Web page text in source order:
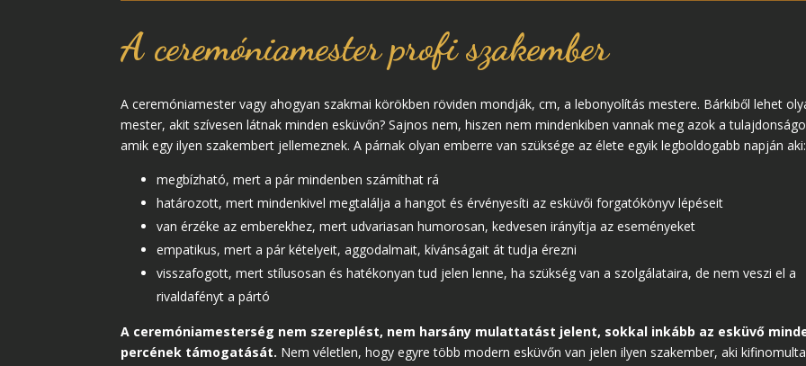
A ceremóniamester profi szakember
A ceremóniamester vagy ahogyan szakmai körökben röviden mondják, cm, a lebonyolítás mestere. Bárkiből lehet
mester, akit szívesen látnak minden esküvőn? Sajnos nem, hiszen nem mindenkiben vannak meg azok a
amik egy ilyen szakembert jellemeznek. A párnak olyan emberre van szüksége az élete egyik legboldogabb napján aki:
megbízható, mert a pár mindenben számíthat rá
határozott, mert mindenkivel megtalálja a hangot és érvényesíti az esküvői forgatókönyv lépéseit
van érzéke az emberekhez, mert udvariasan humorosan, kedvesen irányítja az eseményeket
empatikus, mert a pár kételyeit, aggodalmait, kívánságait át tudja érezni
visszafogott, mert stílusosan és hatékonyan tud jelen lenne, ha szükség van a szolgálataira, de nem veszi el a
rivaldafényt a pártó
A ceremóniamesterség nem szereplést, nem harsány mulattatást jelent, sokkal inkább az esküvő
percének támogatását. Nem véletlen, hogy egyre több modern esküvőn van jelen ilyen szakember, aki